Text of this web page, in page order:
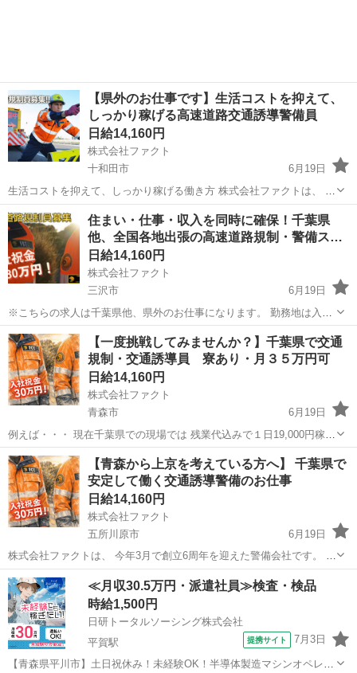
【県外のお仕事です】生活コストを抑えて、
しっかり稼げる高速道路交通誘導警備員
日給14,160円
株式会社ファクト
十和田市
6月19日
生活コストを抑えて、しっかり稼げる働き方 株式会社ファクトは、 今
年3月で創立6周年を迎えた警備会社です。 高速道路・一般道の交通規
制、交通誘導警備を中心に、 全国各地の現場で安全を支えています。
今回は、 ...
青森 十和田市 その他 業務
住まい・仕事・収入を同時に確保！千葉県
他、全国各地出張の高速道路規制・警備ス
タ…
日給14,160円
株式会社ファクト
三沢市
6月19日
※こちらの求人は千葉県他、県外のお仕事になります。 勤務地は入社
時に決定します 「今の環境を変えたい」 「安定した収入と住む場所が
ほしい」 「一度リセットして、もう一度やり直したい」 そんな方の再
スタートの...
青森 三沢市 その他 スタッフ
【一度挑戦してみませんか？】千葉県で交通
規制・交通誘導員 寮あり・月３５万円可
日給14,160円
株式会社ファクト
青森市
6月19日
例えば・・・ 現在千葉県での現場では 残業代込みで１日19,000円稼げ
る現場があります。 未経験OK、年齢不問 まずはやってみるか、とい
う気持ちだけあれば問題ありません。 【仕事内容】 高速道路または
一...
青森 青森市 その他 時給
【青森から上京を考えている方へ】 千葉県で
安定して働く交通誘導警備のお仕事
日給14,160円
株式会社ファクト
五所川原市
6月19日
株式会社ファクトは、 今年3月で創立6周年を迎えた警備会社です。 高
速道路・一般道の交通規制、交通誘導警備を中心に、 千葉県他、全国
各地で安全を支えています。 今回の募集は、 青森県から上京し、千葉
県で働きたい...
青森 五所川原市 その他 時給
≪月収30.5万円・派遣社員≫検査・検品
時給1,500円
日研トータルソーシング株式会社
平賀駅
提携サイト 7月3日
【青森県平川市】土日祝休み！未経験OK！半導体製造マシンオペレー